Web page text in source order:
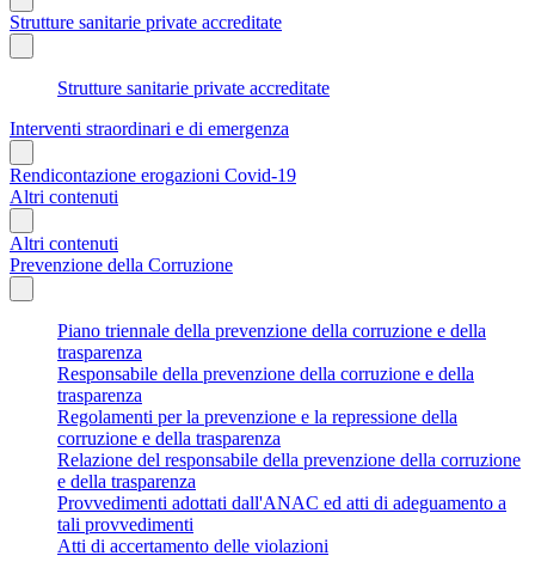
Strutture sanitarie private accreditate
Strutture sanitarie private accreditate
Interventi straordinari e di emergenza
Rendicontazione erogazioni Covid-19
Altri contenuti
Altri contenuti
Prevenzione della Corruzione
Piano triennale della prevenzione della corruzione e della
trasparenza
Responsabile della prevenzione della corruzione e della
trasparenza
Regolamenti per la prevenzione e la repressione della
corruzione e della trasparenza
Relazione del responsabile della prevenzione della corruzione
e della trasparenza
Provvedimenti adottati dall'ANAC ed atti di adeguamento a
tali provvedimenti
Atti di accertamento delle violazioni